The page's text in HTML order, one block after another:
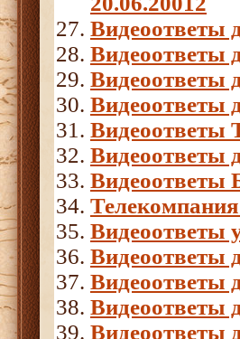
Видеоответы
Видеоответы
Видеоответы
Видеоответы
Видеоответы
Видеоответы
Видеоответы
Видеоответы
Видеоответы
Видеоответы
Видеоответы
Видеоответы